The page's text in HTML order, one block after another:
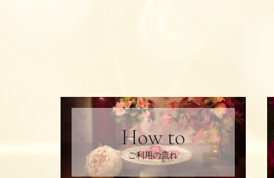
How to
ご利用の流れ